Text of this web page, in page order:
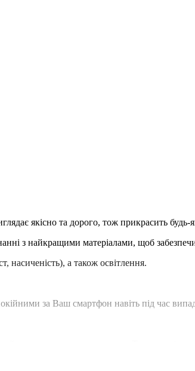
якісно та дорого, тож прикрасить будь-
з найкращими матеріалами, щоб
насиченість), а також освітлення.
за Ваш смартфон навіть під час
iPhone відрізняється.